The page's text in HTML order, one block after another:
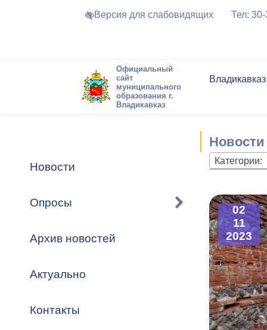
Версия для слабовидящих Тел:
Официальный
сайт
муниципального
образования г.
Владикавказ
Владикавказ
Устав города
Города-
городского
Торги и
Формы
ОРВ и
Обратная
Комиссии
График
Новостная
Актуально
Новости
Опросы
Архив новостей
Актуально
Контакты
Новости
Категории:
02
11
2023